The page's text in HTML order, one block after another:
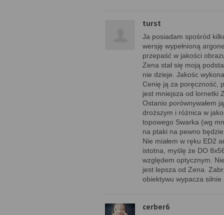
turst
Ja posiadam spośród
wersję wypełnioną
przepaść w jakości
Zena stał się moją
nie dzieje. Jakośc
Cenię ją za poręczność,
jest mniejsza od lornetki
Ostanio porównywałem
droższym i różnica w
topowego Swarka (wg
na ptaki na pewno
Nie miałem w ręku ED2
istotna, myślę że DO
względem optycznym.
jest lepsza od Zena.
obiektywu wypacza
cerber6